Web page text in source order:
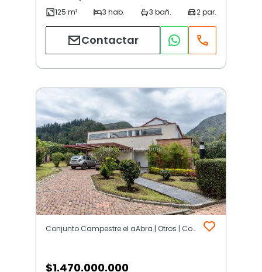
Contactar
Conjunto Campestre el aAbra | Otros | Cota (Incluye Siberia)
$1.470.000.000